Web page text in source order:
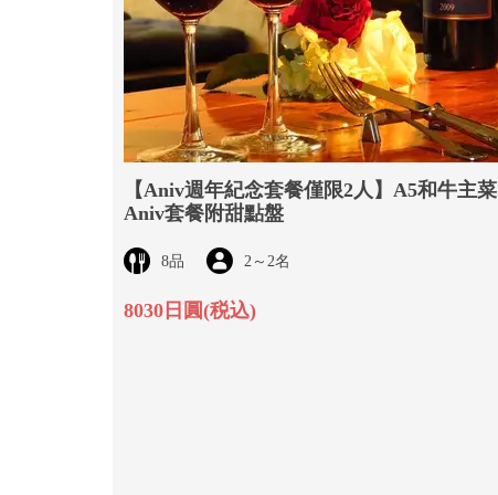
【Aniv週年紀念套餐僅限2人】A5和牛主菜
Aniv套餐附甜點盤
8品 2 ～ 2名
8030日圓(税込)